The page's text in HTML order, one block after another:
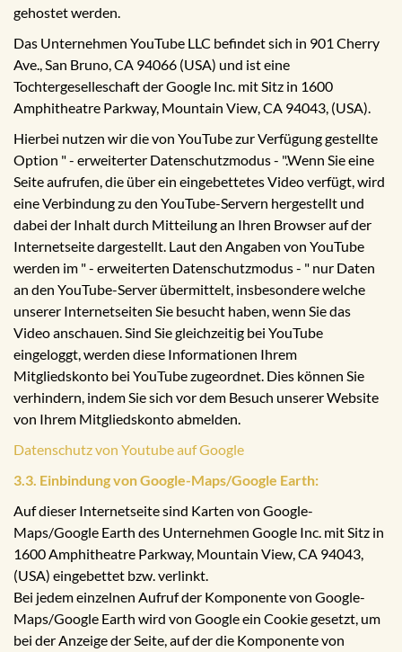
gehostet werden.
Das Unternehmen YouTube LLC befindet sich in 901 Cherry
Ave., San Bruno, CA 94066 (USA) und ist eine
Tochtergeselleschaft der Google Inc. mit Sitz in 1600
Amphitheatre Parkway, Mountain View, CA 94043, (USA).
Hierbei nutzen wir die von YouTube zur Verfügung gestellte
Option " - erweiterter Datenschutzmodus - ".Wenn Sie eine
Seite aufrufen, die über ein eingebettetes Video verfügt, wird
eine Verbindung zu den YouTube-Servern hergestellt und
dabei der Inhalt durch Mitteilung an Ihren Browser auf der
Internetseite dargestellt. Laut den Angaben von YouTube
werden im " - erweiterten Datenschutzmodus - " nur Daten
an den YouTube-Server übermittelt, insbesondere welche
unserer Internetseiten Sie besucht haben, wenn Sie das
Video anschauen. Sind Sie gleichzeitig bei YouTube
eingeloggt, werden diese Informationen Ihrem
Mitgliedskonto bei YouTube zugeordnet. Dies können Sie
verhindern, indem Sie sich vor dem Besuch unserer Website
von Ihrem Mitgliedskonto abmelden.
Datenschutz von Youtube auf Google
3.3. Einbindung von Google-Maps/Google Earth:
Auf dieser Internetseite sind Karten von Google-
Maps/Google Earth des Unternehmen Google Inc. mit Sitz in
1600 Amphitheatre Parkway, Mountain View, CA 94043,
(USA) eingebettet bzw. verlinkt.
Bei jedem einzelnen Aufruf der Komponente von Google-
Maps/Google Earth wird von Google ein Cookie gesetzt, um
bei der Anzeige der Seite, auf der die Komponente von